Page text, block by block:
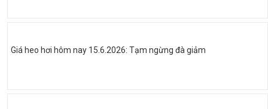
Giá heo hơi hôm nay 15.6.2026: Tạm ngừng đà giảm